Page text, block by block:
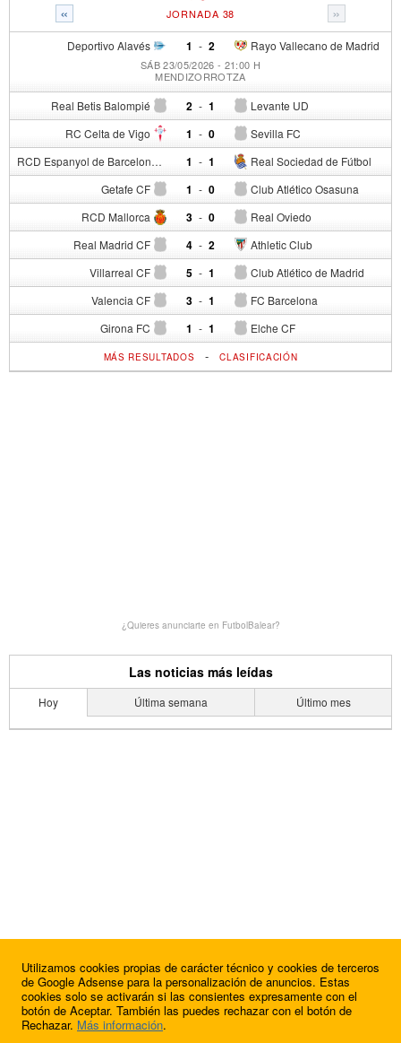
« »
JORNADA 38
Deportivo Alavés 1 - Rayo Vallecano de Madrid
2
SÁB 23/05/2026 - 21:00 H
MENDIZORROTZA
Real Betis Balompié 2 - Levante UD
1
RC Celta de Vigo 1 - Sevilla FC
0
RCD Espanyol de Barcelona 1 - Real Sociedad de Fútbol
1
Getafe CF 1 - Club Atlético Osasuna
0
RCD Mallorca 3 - Real Oviedo
0
Real Madrid CF 4 - Athletic Club
2
Villarreal CF 5 - Club Atlético de Madrid
1
Valencia CF 3 - FC Barcelona
1
Girona FC 1 - Elche CF
1
MÁS RESULTADOS -CLASIFICACIÓN
¿Quieres anunciarte en FutbolBalear?
Las noticias más leídas
Hoy Última semana Último mes
Utilizamos cookies propias de carácter técnico y cookies de terceros
de Google Adsense para la personalización de anuncios. Estas
cookies solo se activarán si las consientes expresamente con el
botón de Aceptar. También las puedes rechazar con el botón de
Rechazar. Más información.